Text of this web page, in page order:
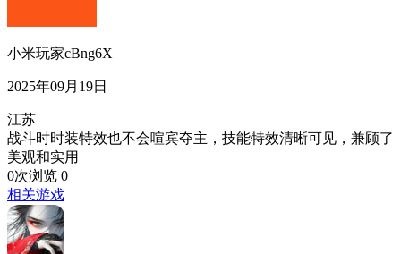
小米玩家cBng6X
2025年09月19日
江苏
战斗时时装特效也不会喧宾夺主，技能特效清晰可见，兼顾了
美观和实用
0次浏览 0
相关游戏